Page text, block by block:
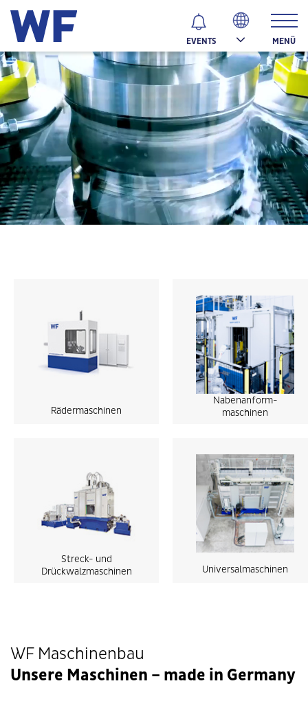
EVENTS MENÜ
WF Maschinenbau
Unsere Maschinen – made in Germany
Rädermaschinen
Streck- und
Drückwalzmaschinen
Nabenanform-
maschinen
Universalmaschinen